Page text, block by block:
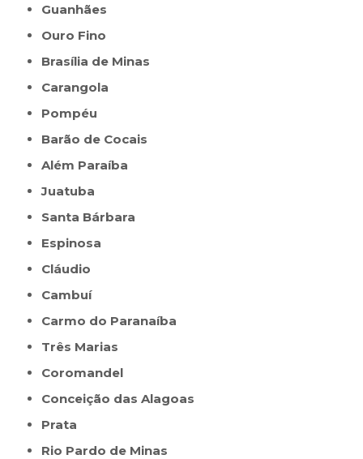
Guanhães
Ouro Fino
Brasília de Minas
Carangola
Pompéu
Barão de Cocais
Além Paraíba
Juatuba
Santa Bárbara
Espinosa
Cláudio
Cambuí
Carmo do Paranaíba
Três Marias
Coromandel
Conceição das Alagoas
Prata
Rio Pardo de Minas